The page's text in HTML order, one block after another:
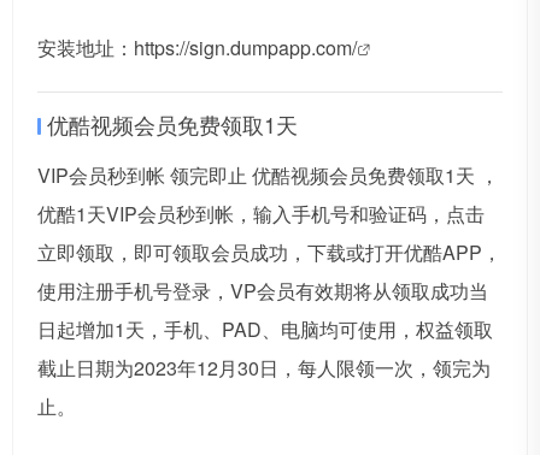
安装地址： https://sign.dumpapp.com/
优酷视频会员免费领取1天
VIP会员秒到帐 领完即止 优酷视频会员免费领取1天 ，
优酷1天VIP会员秒到帐，输入手机号和验证码，点击
立即领取，即可领取会员成功，下载或打开优酷APP，
使用注册手机号登录，VP会员有效期将从领取成功当
日起增加1天，手机、PAD、电脑均可使用，权益领取
截止日期为2023年12月30日，每人限领一次，领完为
止。